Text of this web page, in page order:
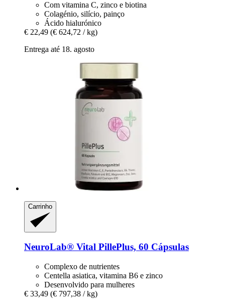
Com vitamina C, zinco e biotina
Colagénio, silício, painço
Ácido hialurónico
€ 22,49 (€ 624,72 / kg)
Entrega até 18. agosto
Carrinho
NeuroLab® Vital PillePlus, 60 Cápsulas
Complexo de nutrientes
Centella asiatica, vitamina B6 e zinco
Desenvolvido para mulheres
€ 33,49 (€ 797,38 / kg)